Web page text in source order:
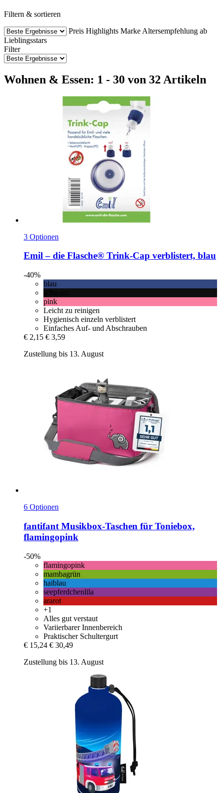
Filtern & sortieren
Preis Highlights Marke Altersempfehlung ab
Lieblingsstars
Filter
Wohnen & Essen: 1 - 30 von 32 Artikeln
3 Optionen
Emil – die Flasche® Trink-​Cap verblistert, blau
-40%
blau
pink
Leicht zu reinigen
Hygienisch einzeln verblistert
Einfaches Auf- und Abschrauben
€ 2,15 € 3,59
Zustellung bis 13. August
6 Optionen
fantifant Musikbox-​Taschen für Toniebox,
flamingopink
-50%
flamingopink
mambagrün
haiblau
seepferdchenlila
ararot
+1
Alles gut verstaut
Variierbarer Innenbereich
Praktischer Schultergurt
€ 15,24 € 30,49
Zustellung bis 13. August